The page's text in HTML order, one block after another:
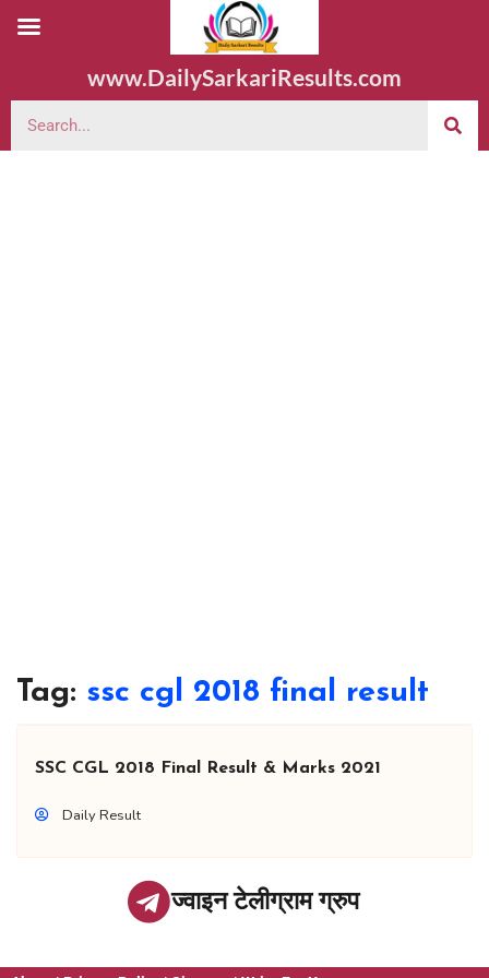
www.DailySarkariResults.com
Tag: ssc cgl 2018 final result
SSC CGL 2018 Final Result & Marks 2021
Daily Result
ज्वाइन टेलीग्राम ग्रुप